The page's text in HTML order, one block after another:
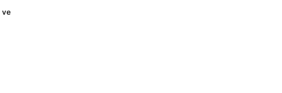
ve